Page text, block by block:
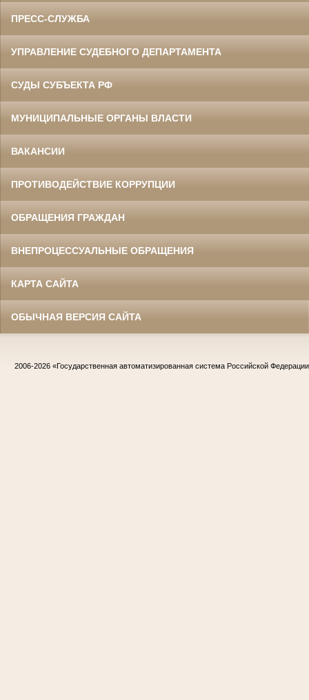
ПРЕСС-СЛУЖБА
УПРАВЛЕНИЕ СУДЕБНОГО ДЕПАРТАМЕНТА
СУДЫ СУБЪЕКТА РФ
МУНИЦИПАЛЬНЫЕ ОРГАНЫ ВЛАСТИ
ВАКАНСИИ
ПРОТИВОДЕЙСТВИЕ КОРРУПЦИИ
ОБРАЩЕНИЯ ГРАЖДАН
ВНЕПРОЦЕССУАЛЬНЫЕ ОБРАЩЕНИЯ
КАРТА САЙТА
ОБЫЧНАЯ ВЕРСИЯ САЙТА
2006-2026 «Государственная автоматизированная система Российской